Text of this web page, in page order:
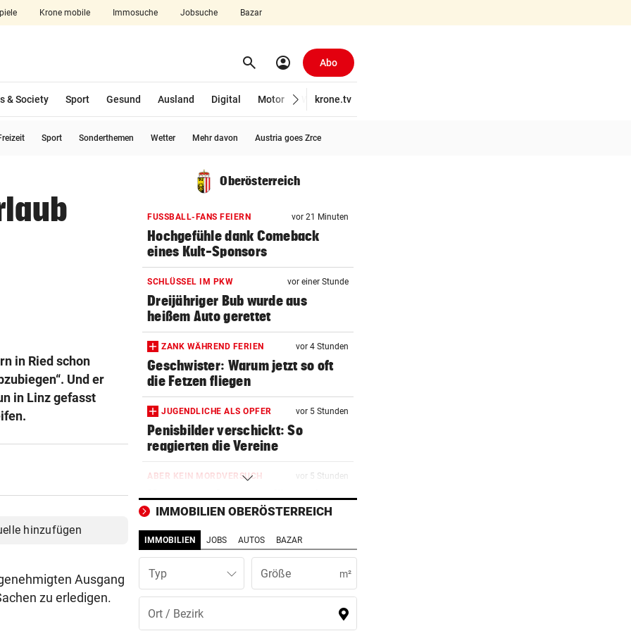
Krone mobile Immosuche Jobsuche Bazar
aufklappen search Suchen
account_circle Abo
& Society Sport Gesund Ausland Digital Motor Wirtschaft
krone.tv
Sport Sonderthemen Wetter Mehr davon Austria goes Zrce
in Ried schon
Und er
in Linz gefasst
hinzufügen
Ausgang
zu erledigen.
Oberösterreich
FUSSBALL-FANS FEIERN vor 21 Minuten
Hochgefühle dank Comeback
eines Kult-Sponsors
SCHLÜSSEL IM PKW vor einer Stunde
Dreijähriger Bub wurde aus
heißem Auto gerettet
ZANK WÄHREND FERIEN vor 4 Stunden
Geschwister: Warum jetzt so oft
die Fetzen fliegen
JUGENDLICHE ALS OPFER vor 5 Stunden
Penisbilder verschickt: So
reagierten die Vereine
ABER KEIN MORDVERSUCH vor 5 Stunden
Messerstecher muss für zwei
Jahre ins Gefängnis
REKORDMONAT FÜR RETTER vor 6 Stunden
Seit Wochen kein einziger Tag
ohne Bergeinsatz
vor 7 Stunden
IMMOBILIEN OBERÖSTERREICH
IMMOBILIEN JOBS AUTOS BAZAR
Typ m²